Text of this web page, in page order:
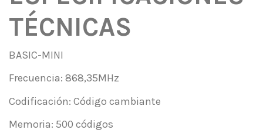
TÉCNICAS
BASIC-MINI
Frecuencia: 868,35MHz
Codificación: Código cambiante
Memoria: 500 códigos